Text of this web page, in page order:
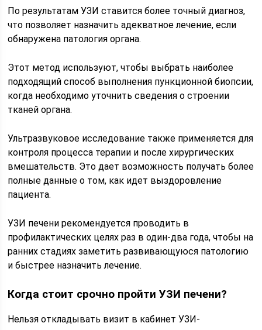
По результатам УЗИ ставится более точный диагноз,
что позволяет назначить адекватное лечение, если
обнаружена патология органа.
Этот метод используют, чтобы выбрать наиболее
подходящий способ выполнения пункционной биопсии,
когда необходимо уточнить сведения о строении
тканей органа.
Ультразвуковое исследование также применяется для
контроля процесса терапии и после хирургических
вмешательств. Это дает возможность получать более
полные данные о том, как идет выздоровление
пациента.
УЗИ печени рекомендуется проводить в
профилактических целях раз в один-два года, чтобы на
ранних стадиях заметить развивающуюся патологию
и быстрее назначить лечение.
Когда стоит срочно пройти УЗИ печени?
Нельзя откладывать визит в кабинет УЗИ-